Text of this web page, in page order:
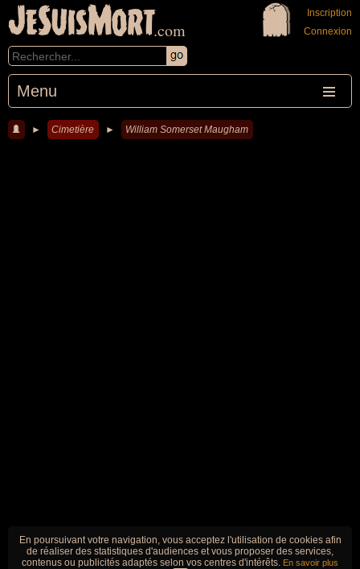
JeSuisMort.com
Menu
Inscription
Connexion
► Cimetière ► William Somerset Maugham
En poursuivant votre navigation, vous acceptez l'utilisation de cookies afin
de réaliser des statistiques d'audiences et vous proposer des services,
contenus ou publicités adaptés selon vos centres d'intérêts. En savoir plus